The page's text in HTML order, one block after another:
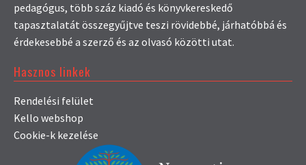
pedagógus, több száz kiadó és könyvkereskedő
tapasztalatát összegyűjtve teszi rövidebbé, járhatóbbá és
érdekesebbé a szerző és az olvasó közötti utat.
Hasznos linkek
Rendelési felület
Kello webshop
Cookie-k kezelése